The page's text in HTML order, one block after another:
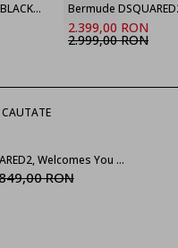
Bermude DSQUARED2, BLACK ‘Marine’ denim shorts
2.399,00 RON
2.999,00 RON
CAUTATE
Sapca DSQUARED2, Welcomes You Tag, Black
RON